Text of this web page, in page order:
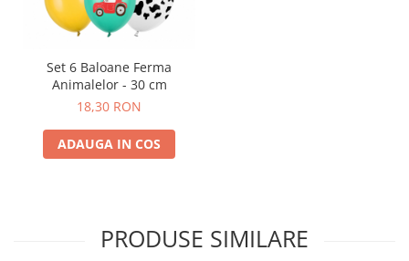
Set 6 Baloane Ferma
Animalelor - 30 cm
18,30 RON
ADAUGA IN COS
PRODUSE SIMILARE